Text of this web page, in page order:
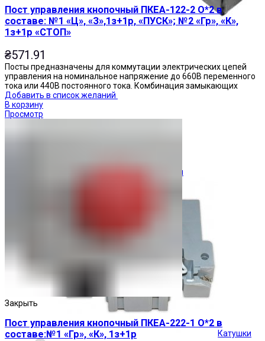
Ограничители перенапряжения
Катушки
Пост управления кнопочный ПКЕА-122-2 О*2 в
составе: №1 «Ц», «З»,1з+1р, «ПУСК»; №2 «Гр», «К»,
1з+1р «СТОП»
₴571.91
Посты предназначены для коммутации электрических цепей
управления на номинальное напряжение до 660В переменного
тока или 440В постоянного тока. Комбинация замыкающих
Добавить в список желаний
В корзину
Просмотр
Закрыть
Пост управления кнопочный ПКЕА-222-1 О*2 в
составе:№1 «Гр», «К», 1з+1р